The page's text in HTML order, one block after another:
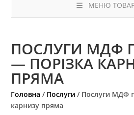
МЕНЮ
ПОСЛУГИ МДФ
— ПОРІЗКА
ПРЯМА
Головна / Послуги / Послуги МДФ
карнизу пряма